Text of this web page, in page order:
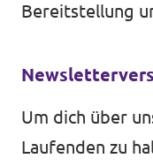
Bereitstellung
Um dich über
Laufenden zu